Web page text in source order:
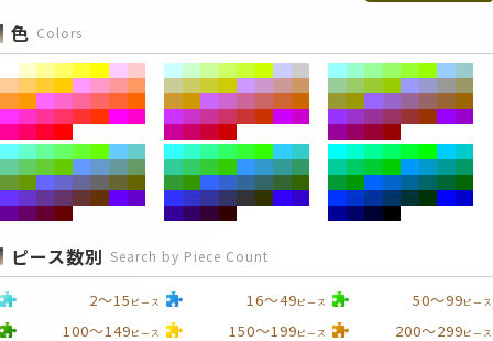
色 Colors
ピース数別 Search by Piece Count
2～15 ピース 16～49ピース 50～99ピース
100～149ピース 150～199ピース 200～299ピース